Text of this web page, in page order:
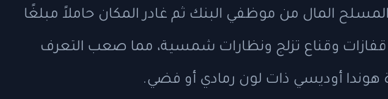
المال من موظفي البنك ثم غادر المكان حاملاً مبلغًا
كان يرتدي قفازات وقناع تزلج ونظارات شمسية، مما صعب التعرف
هوندا أوديسي ذات لون رمادي أو فضي.